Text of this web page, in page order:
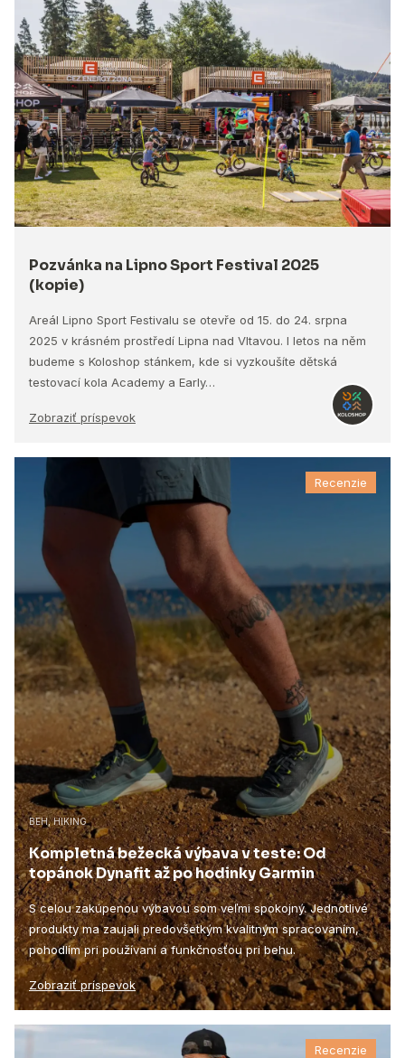
Pozvánka na Lipno Sport Festival 2025
(kopie)
Areál Lipno Sport Festivalu se otevře od 15. do 24. srpna
2025 v krásném prostředí Lipna nad Vltavou. I letos na něm
budeme s Koloshop stánkem, kde si vyzkoušíte dětská
testovací kola Academy a Early…
Zobraziť príspevok
Recenzie
BEH, HIKING
Kompletná bežecká výbava v teste: Od
topánok Dynafit až po hodinky Garmin
S celou zakúpenou výbavou som veľmi spokojný. Jednotlivé
produkty ma zaujali predovšetkým kvalitným spracovaním,
pohodlím pri používaní a funkčnosťou pri behu.
Zobraziť príspevok
Recenzie